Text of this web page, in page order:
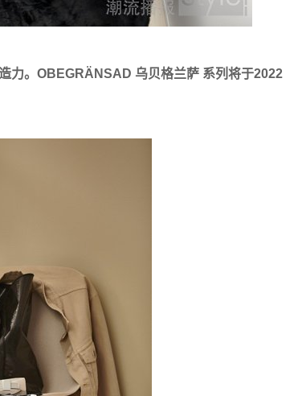
力。OBEGRÄNSAD 乌贝格兰萨 系列将于2022